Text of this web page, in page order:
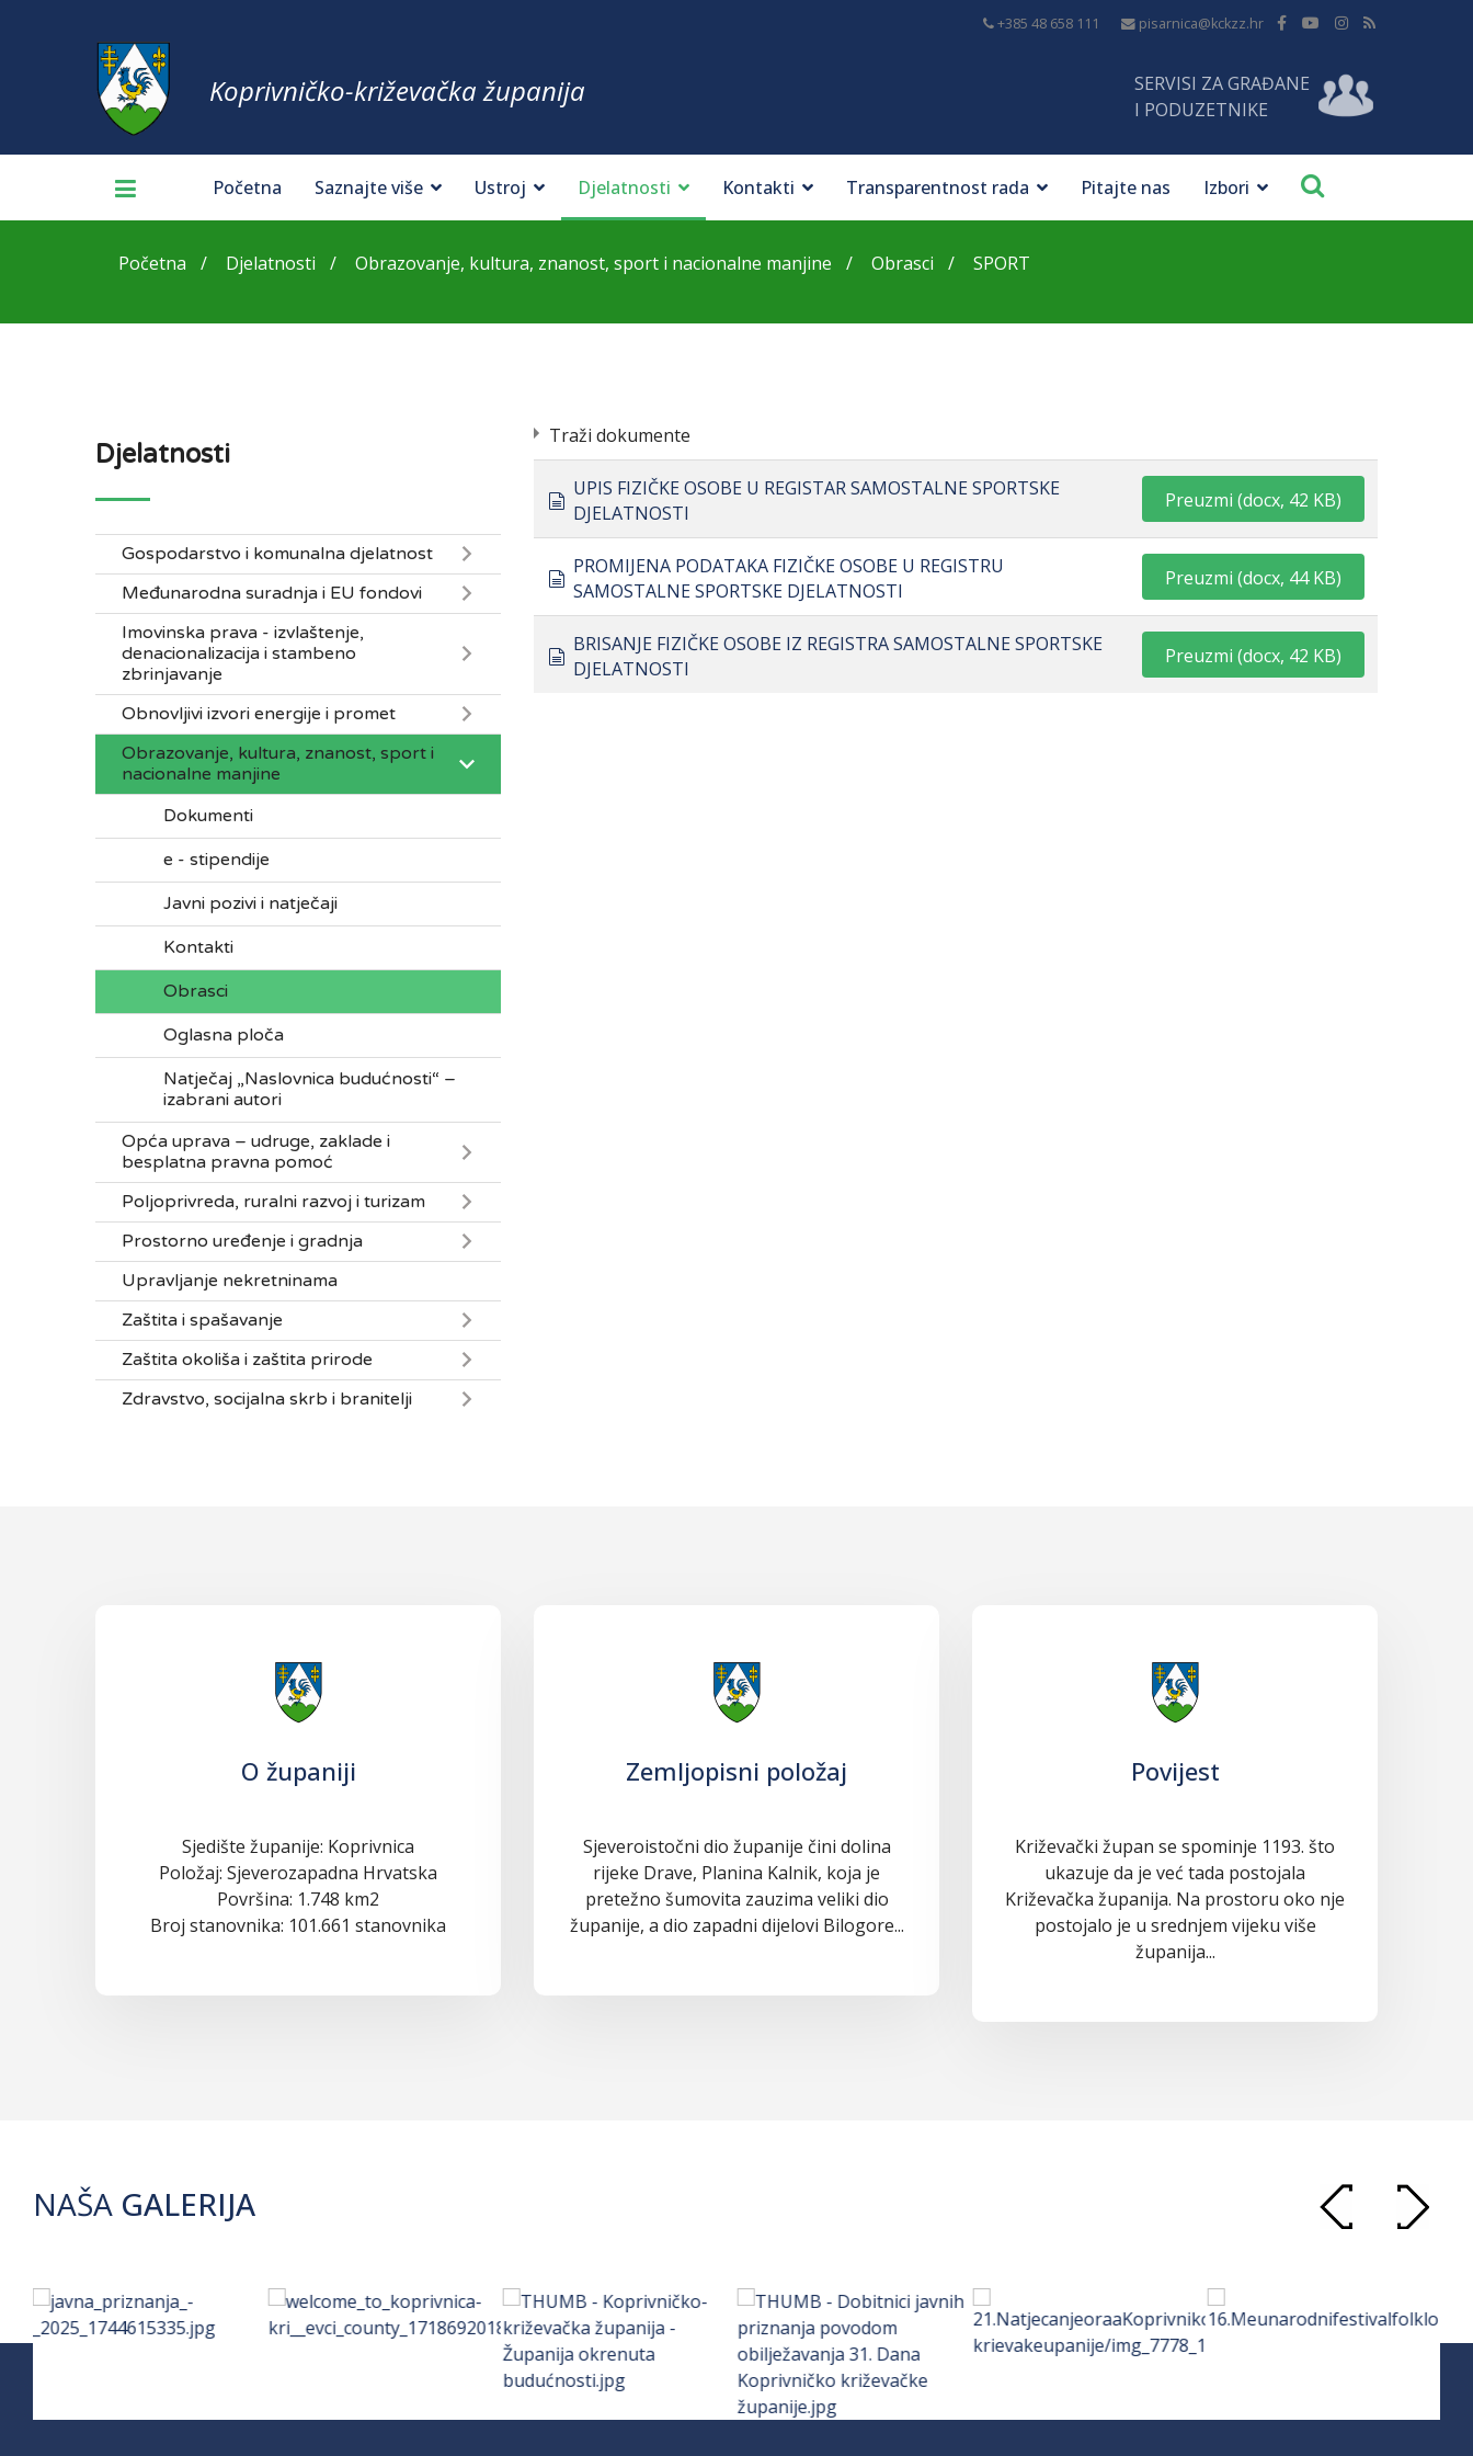
+385 48 658 111 pisarnica@kckzz.hr
Koprivničko-križevačka županija
SERVISI ZA GRAĐANE
I PODUZETNIKE
Početna Saznajte više Ustroj Djelatnosti Kontakti Transparentnost rada Pitajte nas Izbori
Početna Djelatnosti Obrazovanje, kultura, znanost, sport i nacionalne manjine Obrasci SPORT
Djelatnosti
Gospodarstvo i komunalna djelatnost
Međunarodna suradnja i EU fondovi
Imovinska prava - izvlaštenje,
denacionalizacija i stambeno
zbrinjavanje
Obnovljivi izvori energije i promet
Obrazovanje, kultura, znanost, sport i
nacionalne manjine
Dokumenti
e - stipendije
Javni pozivi i natječaji
Kontakti
Obrasci
Oglasna ploča
Natječaj „Naslovnica budućnosti“ –
izabrani autori
Opća uprava – udruge, zaklade i
besplatna pravna pomoć
Poljoprivreda, ruralni razvoj i turizam
Prostorno uređenje i gradnja
Upravljanje nekretninama
Zaštita i spašavanje
Zaštita okoliša i zaštita prirode
Zdravstvo, socijalna skrb i branitelji
Traži dokumente
document
UPIS FIZIČKE OSOBE U REGISTAR SAMOSTALNE SPORTSKE
DJELATNOSTI
Preuzmi (docx, 42 KB)
document
PROMIJENA PODATAKA FIZIČKE OSOBE U REGISTRU
SAMOSTALNE SPORTSKE DJELATNOSTI
Preuzmi (docx, 44 KB)
document
BRISANJE FIZIČKE OSOBE IZ REGISTRA SAMOSTALNE SPORTSKE
DJELATNOSTI
Preuzmi (docx, 42 KB)
O županiji
Sjedište županije: Koprivnica
Položaj: Sjeverozapadna Hrvatska
Površina: 1.748 km2
Broj stanovnika: 101.661 stanovnika
Zemljopisni položaj
Sjeveroistočni dio županije čini dolina
rijeke Drave, Planina Kalnik, koja je
pretežno šumovita zauzima veliki dio
županije, a dio zapadni dijelovi Bilogore...
Povijest
Križevački župan se spominje 1193. što
ukazuje da je već tada postojala
Križevačka županija. Na prostoru oko nje
postojalo je u srednjem vijeku više
županija...
NAŠA GALERIJA